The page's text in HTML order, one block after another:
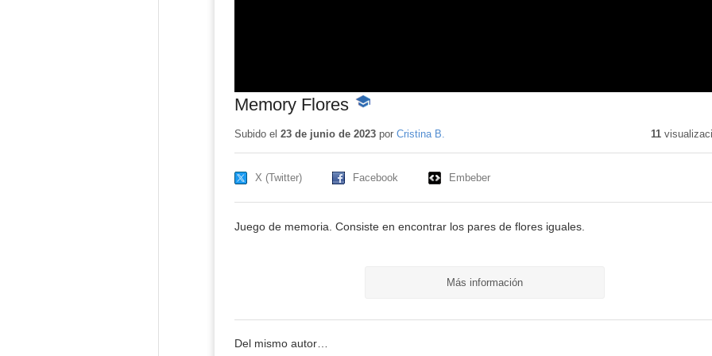
Memory Flores -
educativo
Subido el 23 de junio de 2023por Cristina B. 11
X (Twitter) Facebook Embeber
Juego de memoria. Consiste en encontrar los pares de flores iguales.
Más información
Del mismo autor…